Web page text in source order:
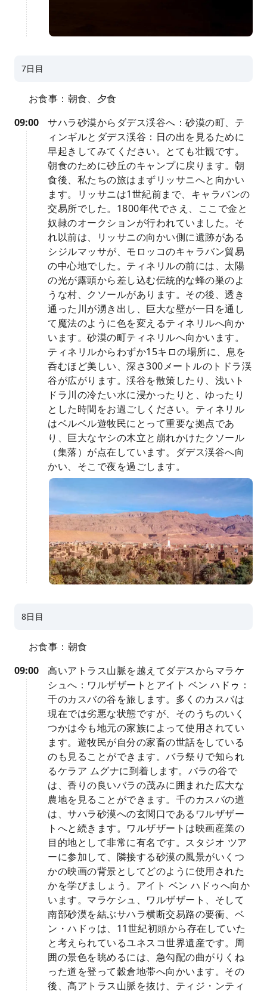
7日目
お食事：朝食、夕食
09:00
サハラ砂漠からダデス渓谷へ：砂漠の町、テ
ィンギルとダデス渓谷：日の出を見るために
早起きしてみてください。とても壮観です。
朝食のために砂丘のキャンプに戻ります。朝
食後、私たちの旅はまずリッサニへと向かい
ます。リッサニは1世紀前まで、キャラバンの
交易所でした。1800年代でさえ、ここで金と
奴隷のオークションが行われていました。そ
れ以前は、リッサニの向かい側に遺跡がある
シジルマッサが、モロッコのキャラバン貿易
の中心地でした。ティネリルの前には、太陽
の光が露頭から差し込む伝統的な蜂の巣のよ
うな村、クソールがあります。その後、透き
通った川が湧き出し、巨大な壁が一日を通し
て魔法のように色を変えるティネリルへ向か
います。砂漠の町ティネリルへ向かいます。
ティネリルからわずか15キロの場所に、息を
呑むほど美しい、深さ300メートルのトドラ渓
谷が広がります。渓谷を散策したり、浅いト
ドラ川の冷たい水に浸かったりと、ゆったり
とした時間をお過ごしください。ティネリル
はベルベル遊牧民にとって重要な拠点であ
り、巨大なヤシの木立と崩れかけたクソール
（集落）が点在しています。ダデス渓谷へ向
かい、そこで夜を過ごします。
8日目
お食事：朝食
09:00
高いアトラス山脈を越えてダデスからマラケ
シュへ：ワルザザートとアイト ベン ハドゥ：
千のカスバの谷を旅します。多くのカスバは
現在では劣悪な状態ですが、そのうちのいく
つかは今も地元の家族によって使用されてい
ます。遊牧民が自分の家畜の世話をしている
のも見ることができます。バラ祭りで知られ
るケラア ムグナに到着します。バラの谷で
は、香りの良いバラの茂みに囲まれた広大な
農地を見ることができます。千のカスバの道
は、サハラ砂漠への玄関口であるワルザザー
トへと続きます。ワルザザートは映画産業の
目的地として非常に有名です。スタジオ ツア
ーに参加して、隣接する砂漠の風景がいくつ
かの映画の背景としてどのように使用された
かを学びましょう。アイト ベン ハドゥへ向か
います。マラケシュ、ワルザザート、そして
南部砂漠を結ぶサハラ横断交易路の要衝、ベ
ン・ハドゥは、11世紀初頭から存在していた
と考えられているユネスコ世界遺産です。周
囲の景色を眺めるには、急勾配の曲がりくね
った道を登って穀倉地帯へ向かいます。その
後、高アトラス山脈を抜け、ティジ・ンティ